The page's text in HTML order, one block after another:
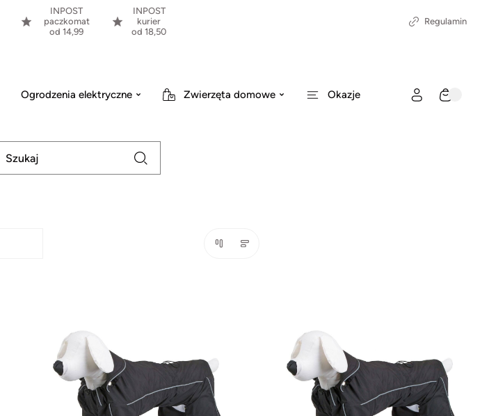
INPOST
paczkomat
od 14,99
INPOST
kurier
od 18,50
Regulamin
Ogrodzenia elektryczne Zwierzęta domowe Okazje